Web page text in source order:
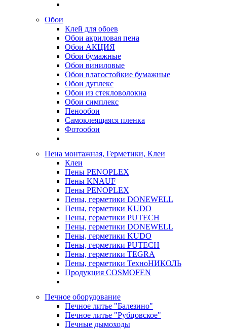
Обои
Клей для обоев
Обои акриловая пена
Обои АКЦИЯ
Обои бумажные
Обои виниловые
Обои влагостойкие бумажные
Обои дуплекс
Обои из стекловолокна
Обои симплекс
Пенообои
Самоклеящаяся пленка
Фотообои
Пена монтажная, Герметики, Клеи
Клеи
Пены PENOPLEX
Пены KNAUF
Пены PENOPLEX
Пены, герметики DONEWELL
Пены, герметики KUDO
Пены, герметики PUTECH
Пены, герметики DONEWELL
Пены, герметики KUDO
Пены, герметики PUTECH
Пены, герметики TEGRA
Пены, герметики ТехноНИКОЛЬ
Продукция COSMOFEN
Печное оборудование
Печное литье "Балезино"
Печное литье "Рубцовское"
Печные дымоходы